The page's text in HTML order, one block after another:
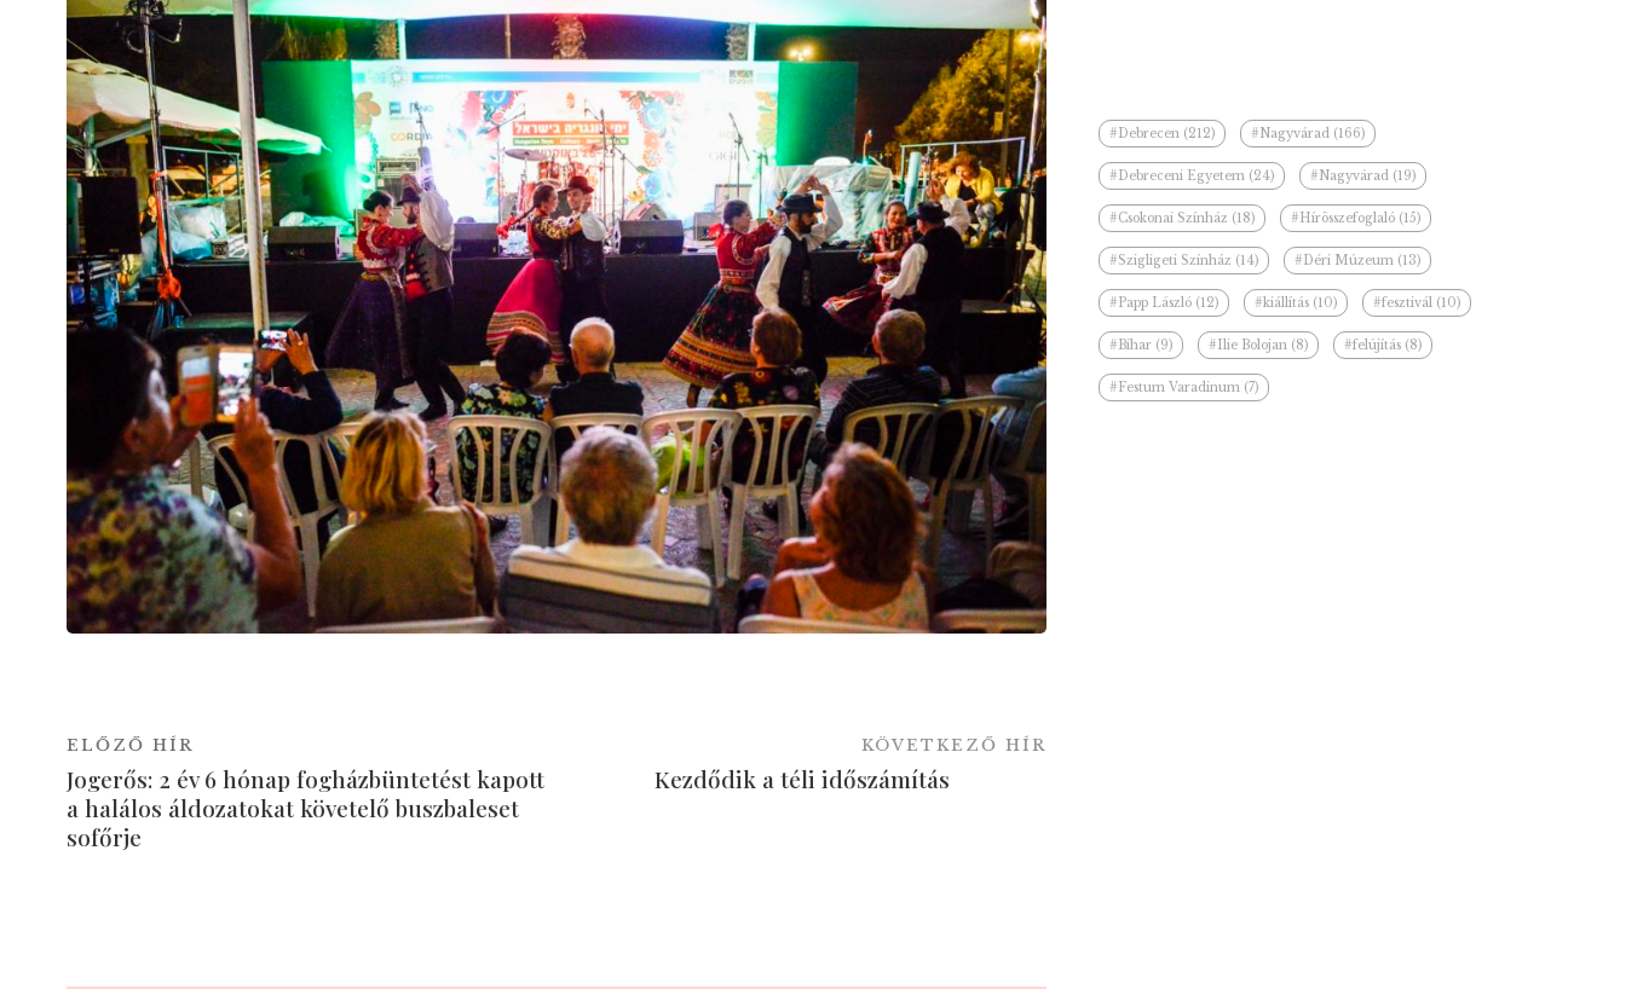
ELŐZŐ HÍR
Jogerős: 2 év 6 hónap fogházbüntetést kapott
a halálos áldozatokat követelő buszbaleset
sofőrje
KÖVETKEZŐ HÍR
Kezdődik a téli időszámítás
#Debrecen (212) #Nagyvárad (166)
#Debreceni Egyetem (24) #Nagyvárad (19)
#Csokonai Színház (18) #Hírösszefoglaló (15)
#Szigligeti Színház (14) #Déri Múzeum (13)
#Papp László (12) #kiállítás (10) #fesztivál (10)
#Bihar (9) #Ilie Bolojan (8) #felújítás (8)
#Festum Varadinum (7)